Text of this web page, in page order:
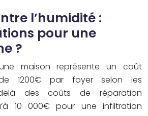
l’humidité :
pour une
?
maison représente un coût
1200€ par foyer selon les
delà des coûts de réparation
10 000€ pour une infiltration